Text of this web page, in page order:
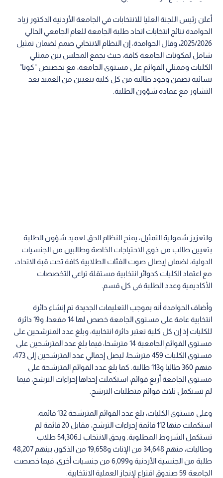
أعلن رئيس اللجنة العليا للانتخابات في الجامعة الأردنية الدكتور زياد
الحوامدة نتائج انتخابات اتحاد طلبة الجامعة للعام الجامعي الحالي
2025/2026، وقال الحوامدة: إن النظام الانتخابي صمم لضمان تمثيل
شامل لمكونات الجامعة كافة، حيث يجمع المجلس بين ممثلي
الكليات وممثلي القوائم على مستوى الجامعة، مع تخصيص "كوتا"
نسائية تضمن وجود طالبة من كل كلية بتعيين من العميد بعد
التشاور مع عمادة شؤون الطلبة.
ولتعزيز شمولية التمثيل، يمنح النظام الحق لعميد شؤون الطلبة
بتعيين طالب من ذوي الاحتياجات الخاصة وطالبين من الجنسيات
الدولية، لضمان إيصال صوت الفئات الطلابية كافة تحت قبة الاتحاد،
مع اعتماد الكليات كدوائر انتخابية مستقلة تراعي التخصصات
الأكاديمية وعدد الطلبة في كل قسم.
وأضاف الحوامدة أنه بموجب التعليمات الجديدة تم إنشاء دائرة
انتخابية عامة على مستوى الجامعة خصص لها 14 مقعدا، و19 دائرة
للكليات إذ إن كل كلية تعتبر دائرة انتخابية، وبلغ عدد المترشحين على
مستوى القوائم الجامعية 14 مترشحا، فيما بلغ عدد المترشحين على
مستوى الكليات 459 مترشحا، ليصل إجمالي عدد المترشحين إلى 473،
منهم 360 طالبا و113 طالبة. كما بلغ عدد القوائم المترشحة على
مستوى الجامعة أربع قوائم، استكملت إحداها إجراءات الترشح، فيما
لم تستكمل ثلاث قوائم متطلبات الترشح.
وعلى مستوى الكليات، بلغ عدد القوائم المترشحة 132 قائمة،
استكملت منها 112 قائمة إجراءات الترشح، مقابل 20 قائمة لم
تستكمل الشروط المطلوبة. ويحق الانتخاب لـ54,306 طلاب
وطالبات، منهم 34,648 من الإناث و19,658 من الذكور، بينهم 48,207
طلبة من الجنسية الأردنية و6,099 من جنسيات أخرى، فيما خصصت
الجامعة 59 صندوق اقتراع لإنجاز العملية الانتخابية.